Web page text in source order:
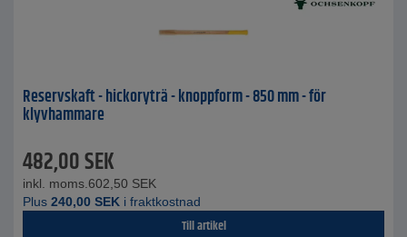
Reservskaft - hickoryträ - knoppform - 850 mm - för
klyvhammare
482,00SEK
inkl. moms. 602,50 SEK
Plus 240,00 SEK i fraktkostnad
Till artikel